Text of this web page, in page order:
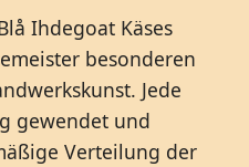
Ihdegoat Käses
besonderen
Jede
gewendet und
Verteilung der